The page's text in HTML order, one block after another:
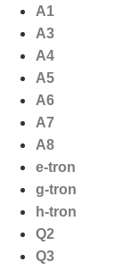
naar
inhoud
A1
A3
A4
A5
A6
A7
A8
e-tron
g-tron
h-tron
Q2
Q3